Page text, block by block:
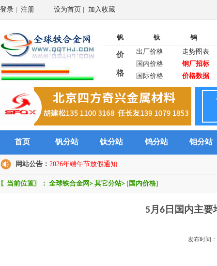
登录 注册 设为首页 加入收藏
钒 钛 钨
价
格
出厂价格
走势图表
国内价格
钢厂招标
国际价格
价格数据
首页 钒分站 钛分站 钨分站 钼分站
网站公告： 2026年端午节放假通知
〖当前位置〗： 全球铁合金网 > 其它分站> [国内价格]
5月6日国内主要
发布时间